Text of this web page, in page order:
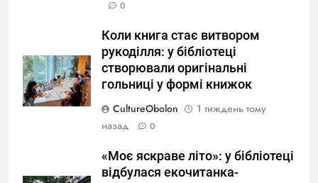
0
Коли книга стає витвором
рукоділля: у бібліотеці
створювали оригінальні
гольниці у формі книжок
CultureObolon
1 тиждень тому
назад
0
«Моє яскраве літо»: у бібліотеці
відбулася екочитанка-